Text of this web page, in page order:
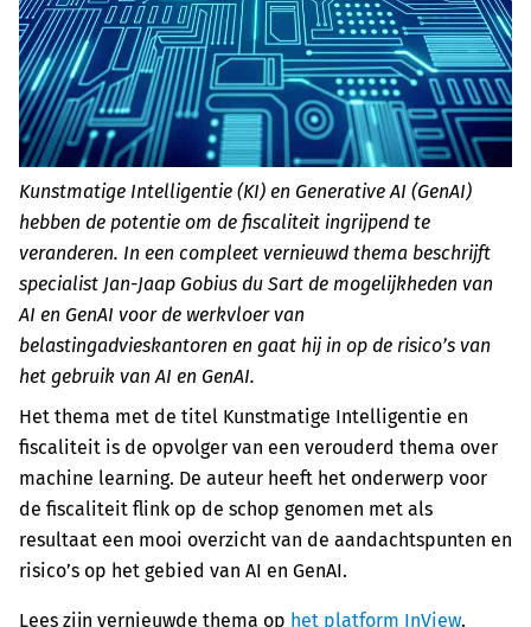
Kunstmatige Intelligentie (KI) en Generative AI (GenAI)
hebben de potentie om de fiscaliteit ingrijpend te
veranderen. In een compleet vernieuwd thema beschrijft
specialist Jan-Jaap Gobius du Sart de mogelijkheden van
AI en GenAI voor de werkvloer van
belastingadvieskantoren en gaat hij in op de risico’s van
het gebruik van AI en GenAI.
Het thema met de titel Kunstmatige Intelligentie en
fiscaliteit is de opvolger van een verouderd thema over
machine learning. De auteur heeft het onderwerp voor
de fiscaliteit flink op de schop genomen met als
resultaat een mooi overzicht van de aandachtspunten en
risico’s op het gebied van AI en GenAI.
Lees zijn vernieuwde thema op het platform InView.